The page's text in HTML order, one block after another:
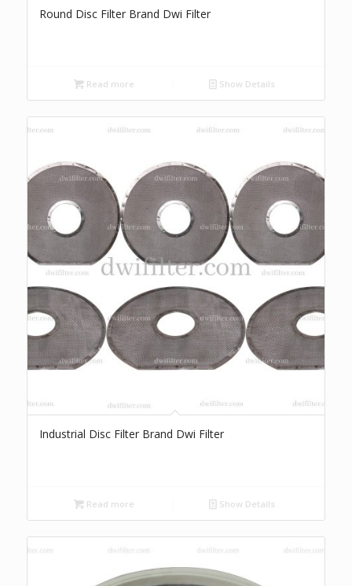
Round Disc Filter Brand Dwi Filter
Read more Show Details
Industrial Disc Filter Brand Dwi Filter
Read more Show Details